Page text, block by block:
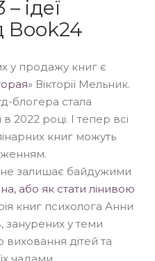
ідеї
Book24
у продажу книг є
» Вікторії Мельник.
блогера стала
році. І тепер всі
книг можуть
залишає байдужими
або як стати лінивою
книг психолога Анни
занурених у теми
дітей та